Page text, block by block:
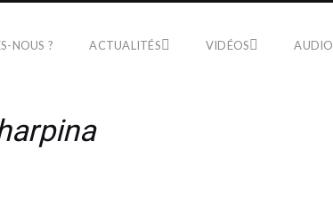
NOUS ? ACTUALITÉS VIDÉOS AUDIO